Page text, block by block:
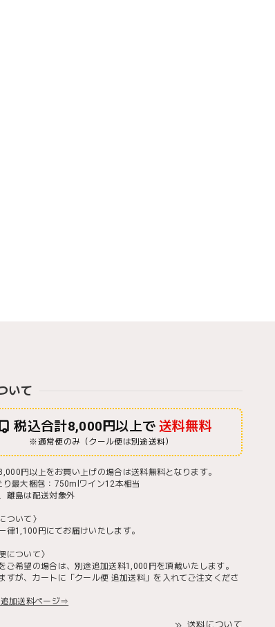
いて
税込合計8,000円以上で 送料無料
※通常便のみ（クール便は別途送料）
円以上をお買い上げの場合は送料無料となります。
最大梱包：750mlワイン12本相当
離島は配送対象外
ついて〉
律1,100円にてお届けいたします。
について〉
ご希望の場合は、別途追加送料1,000円を頂戴いたします。
すが、カートに「クール便 追加送料」を入れてご注文くださ
加送料ページ⇒
送料について